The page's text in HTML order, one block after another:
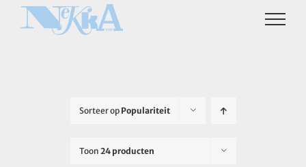
Sorteer op Populariteit
Toon 24 producten